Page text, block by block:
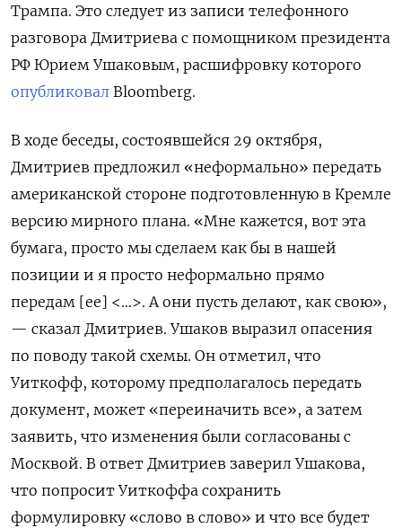
Трампа. Это следует из записи телефонного
разговора Дмитриева с помощником президента
РФ Юрием Ушаковым, расшифровку которого
опубликовал Bloomberg.
В ходе беседы, состоявшейся 29 октября,
Дмитриев предложил «неформально» передать
американской стороне подготовленную в Кремле
версию мирного плана. «Мне кажется, вот эта
бумага, просто мы сделаем как бы в нашей
позиции и я просто неформально прямо
передам [ее] <…>. А они пусть делают, как свою»,
— сказал Дмитриев. Ушаков выразил опасения
по поводу такой схемы. Он отметил, что
Уиткофф, которому предполагалось передать
документ, может «переиначить все», а затем
заявить, что изменения были согласованы с
Москвой. В ответ Дмитриев заверил Ушакова,
что попросит Уиткоффа сохранить
формулировку «слово в слово» и что все будет